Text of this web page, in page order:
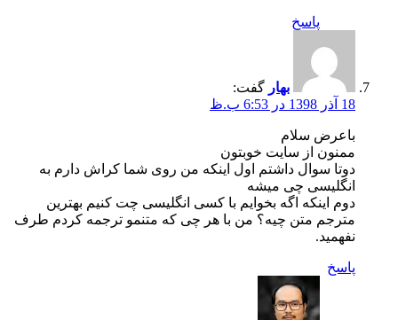
پاسخ
بهار گفت:
18 آذر 1398 در 6:53 ب.ظ
باعرض سلام
ممنون از سایت خوبتون
دوتا سوال داشتم اول اینکه من روی شما کراش دارم به
انگلیسی چی میشه
دوم اینکه اگه بخوایم با کسی انگلیسی چت کنیم بهترین
مترجم متن چیه؟ من با هر چی که متنمو ترجمه کردم طرف
نفهمید.
پاسخ